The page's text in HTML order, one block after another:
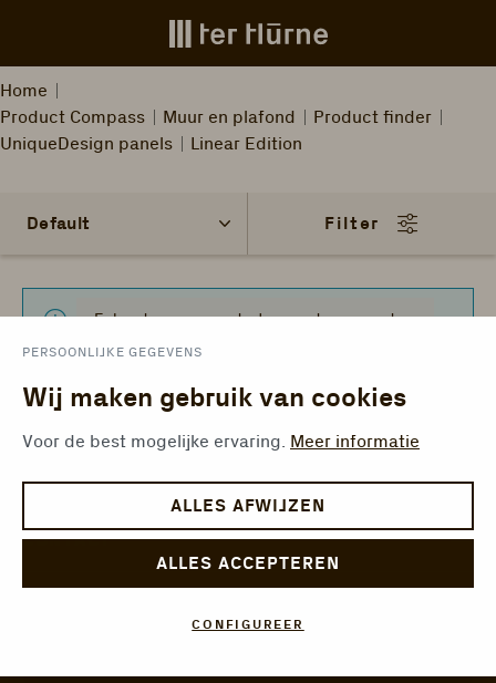
Skip to main content
Home
Product Compass
Muur en plafond
Product finder
UniqueDesign panels
Linear Edition
Filter
Er konden geen producten worden gevonden.
CONTACT
PERSOONLIJKE GEGEVENS
Wij maken gebruik van cookies
Voor de best mogelijke ervaring. Meer informatie
ALLES AFWIJZEN
ALLES ACCEPTEREN
CONFIGUREER